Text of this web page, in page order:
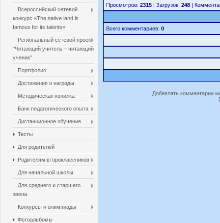
Всероссийский сетевой
конкурс «The native land is
famous for its talents»
Региональный сетевой проект
"Читающий учитель – читающий
ученик"
Портфолио
Достижения и награды
Методическая копилка
Банк педагогического опыта
Дистанционное обучение
Тесты
Для родителей
Родителям второклассников
Для начальной школы
Для среднего и старшего
звена
Конкурсы и олимпиады
Фотоальбомы
Просмотров: 2315 | Загрузок: 248 |
Всего комментариев: 0
Добавлять комментарии